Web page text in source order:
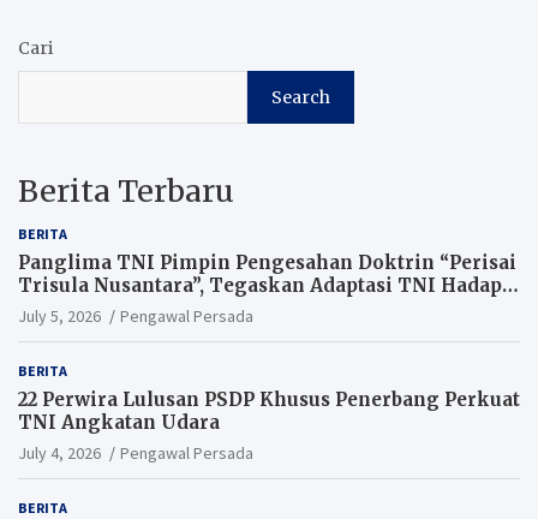
Cari
Search
Berita Terbaru
BERITA
Panglima TNI Pimpin Pengesahan Doktrin “Perisai
Trisula Nusantara”, Tegaskan Adaptasi TNI Hadapi
Perang Modern
July 5, 2026 Pengawal Persada
BERITA
22 Perwira Lulusan PSDP Khusus Penerbang Perkuat
TNI Angkatan Udara
July 4, 2026 Pengawal Persada
BERITA